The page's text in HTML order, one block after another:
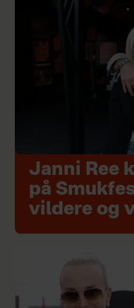
Janni Ree
på
vildere og